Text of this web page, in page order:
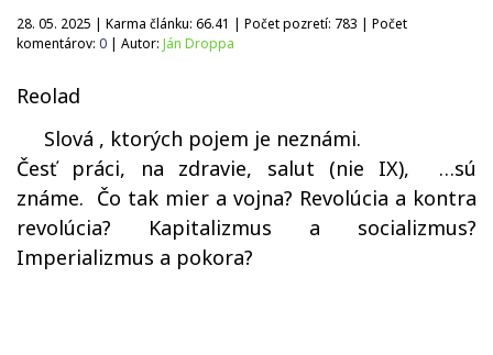
28. 05. 2025 | Karma článku: 66.41 | Počet pozretí: 783 | Počet
komentárov: 0 | Autor: Ján Droppa
Reolad
Slová , ktorých pojem je neznámi.
Česť práci, na zdravie, salut (nie IX), …sú
známe. Čo tak mier a vojna? Revolúcia a kontra
revolúcia? Kapitalizmus a socializmus?
Imperializmus a pokora?